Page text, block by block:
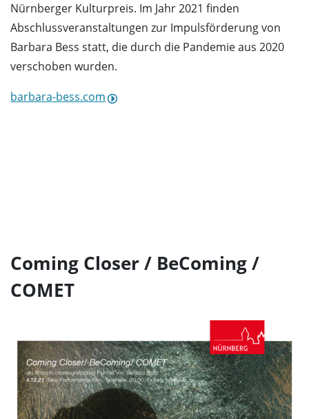
Nürnberger Kulturpreis. Im Jahr 2021 finden
Abschlussveranstaltungen zur Impulsförderung von
Barbara Bess statt, die durch die Pandemie aus 2020
verschoben wurden.
barbara-bess.com
Coming Closer / BeComing /
COMET